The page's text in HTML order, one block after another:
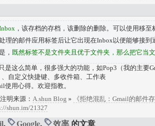
，该存档的存档，该删除的删除。可以使用移
理的邮件应用标签后让它出现在Inbox以便能够接到
， 既然标签不是文件夹且优于文件夹，那么把它当
是这么简单，很多强大的功能，如Pop3（我的主要
自定义快捷键、多收件箱、工作表
使用心得。欢迎指教。
明来源： A.shun Blog »
《拒绝混乱：Gmail的邮件
shun.im/21327
, Google, 效率 的文章